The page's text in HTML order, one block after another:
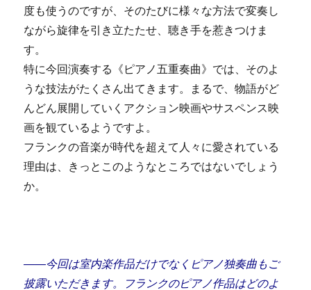
度も使うのですが、そのたびに様々な方法で変奏し
ながら旋律を引き立たたせ、聴き手を惹きつけま
す。
特に今回演奏する《ピアノ五重奏曲》では、そのよ
うな技法がたくさん出てきます。まるで、物語がど
んどん展開していくアクション映画やサスペンス映
画を観ているようですよ。
フランクの音楽が時代を超えて人々に愛されている
理由は、きっとこのようなところではないでしょう
か。
――今回は室内楽作品だけでなくピアノ独奏曲もご
披露いただきます。フランクのピアノ作品はどのよ